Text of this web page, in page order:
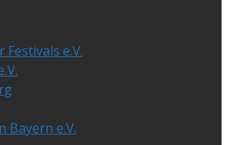
e.V.
Bayern e.V.